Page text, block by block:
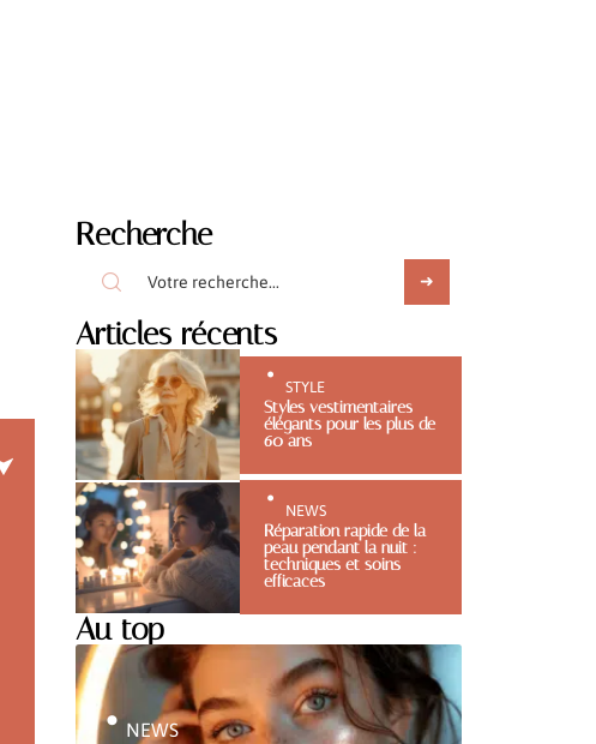
Recherche
Articles récents
STYLE
Styles vestimentaires
élégants pour les plus de
60 ans
NEWS
Réparation rapide de la
peau pendant la nuit :
techniques et soins
efficaces
Au top
NEWS